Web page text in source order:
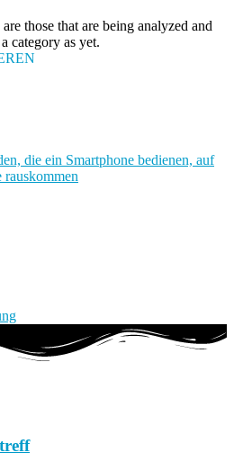
those that are being analyzed and
category as yet.